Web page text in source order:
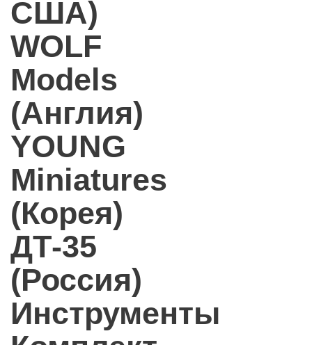
США)
WOLF
Models
(Англия)
YOUNG
Miniatures
(Корея)
ДТ-35
(Россия)
Инструменты